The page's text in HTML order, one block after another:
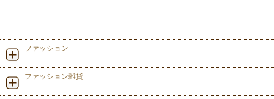
ファッション
ファッション雑貨